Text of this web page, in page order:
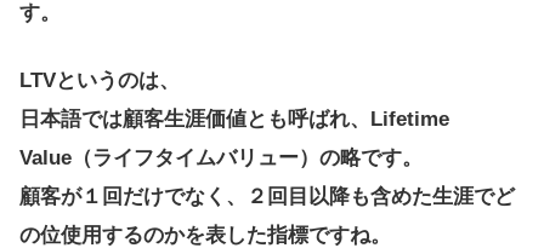
す。
LTVというのは、
日本語では顧客生涯価値とも呼ばれ、Lifetime
Value（ライフタイムバリュー）の略です。
顧客が１回だけでなく、２回目以降も含めた生涯でど
の位使用するのかを表した指標ですね。